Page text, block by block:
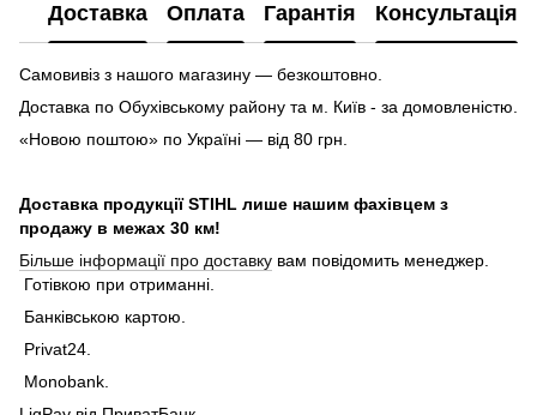
Доставка Оплата Гарантія Консультація
Самовивіз з нашого магазину — безкоштовно.
Доставка по Обухівському району та м. Київ - за домовленістю.
«Новою поштою» по Україні — від 80 грн.
Доставка продукції STIHL лише нашим фахівцем з
продажу в межах 30 км!
Більше інформації про доставку вам повідомить менеджер.
Готівкою при отриманні.
Банківською картою.
Privat24.
Monobank.